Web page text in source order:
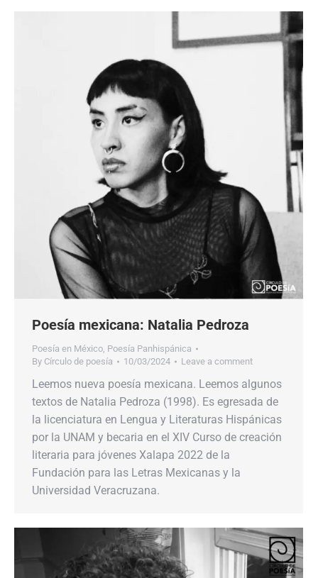
Poesía mexicana: Natalia Pedroza
Poesía en México, Poesía Panhispánica
By Círculo de poesía 10/03/2024 Leave a comment
Leemos nueva poesía mexicana. Leemos algunos
textos de Natalia Pedroza (1998). Es egresada de
la licenciatura en Lengua y Literaturas Hispánicas
por la UNAM y becaria en el XIV Curso de creación
literaria para jóvenes Xalapa 2022 de la
Fundación para las Letras Mexicanas y la
Universidad Veracruzana.